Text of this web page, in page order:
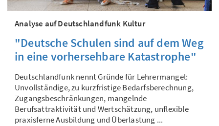
Analyse auf Deutschlandfunk Kultur
"Deutsche Schulen sind auf dem Weg
in eine vorhersehbare Katastrophe"
Deutschlandfunk nennt Gründe für Lehrermangel:
Unvollständige, zu kurzfristige Bedarfsberechnung,
Zugangsbeschränkungen, mangelnde
Berufsattraktivität und Wertschätzung, unflexible
praxisferne Ausbildung und Überlastung ...